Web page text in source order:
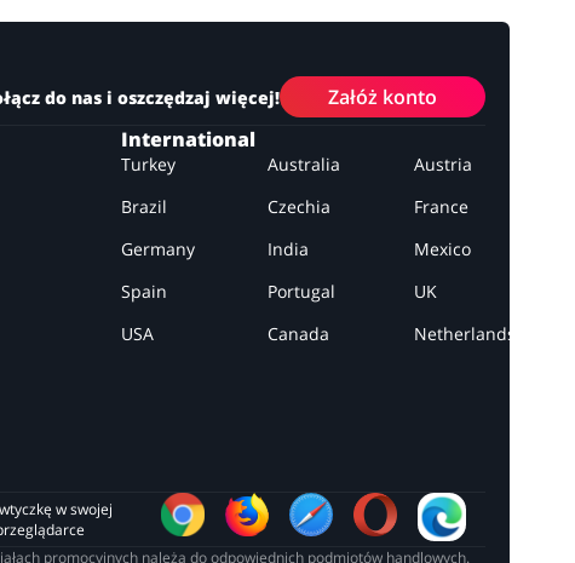
do nas i oszczędzaj więcej! Załóż konto
International
Turkey Australia
Austria
Brazil
Czechia
France
Germany
India
Mexico
Spain
Portugal
UK
USA
Canada Netherlands
w swojej
promocyjnych należą do odpowiednich podmiotów handlowych.